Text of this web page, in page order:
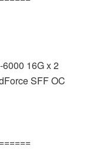
16G x 2
SFF OC